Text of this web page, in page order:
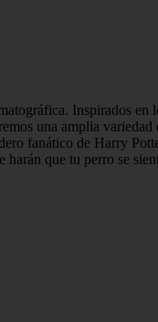
Inspirados en
una amplia
fanático de Harry
que tu perro se